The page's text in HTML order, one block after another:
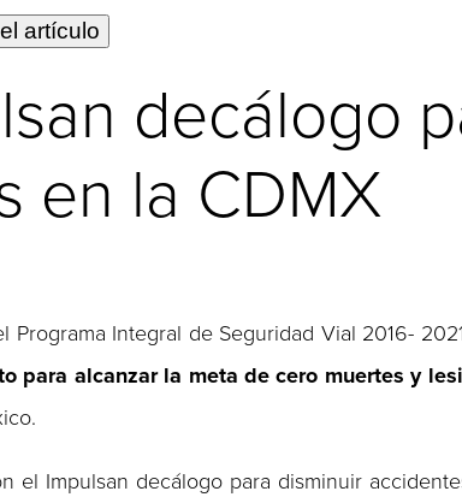
artículo
decálogo
en la CDMX
Programa Integral de Seguridad Vial 2016-
para alcanzar la meta de cero muertes y
el Impulsan decálogo para disminuir